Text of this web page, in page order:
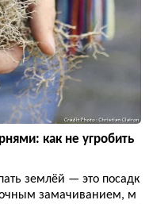
как не угробить
землёй — это посадк
замачиванием, м